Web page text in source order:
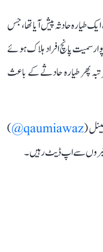
طیارہ حادثہ پیش آیا تھا، جس
سمیت پانچ افراد ہلاک ہوئے
پھر طیارہ حادثے کے باعث
(
qaumiawaz@
)
خبروں سے اپ ڈیٹ رہیں۔